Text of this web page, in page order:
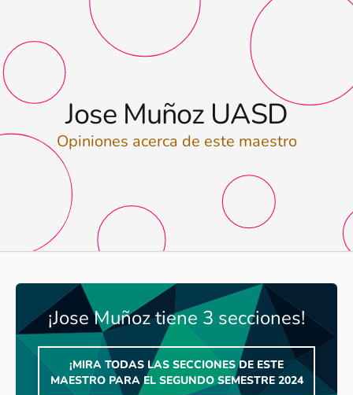
Jose Muñoz UASD
Opiniones acerca de este maestro
¡Jose Muñoz tiene 3 secciones!
¡MIRA TODAS LAS SECCIONES DE ESTE
MAESTRO PARA EL SEGUNDO SEMESTRE 2024